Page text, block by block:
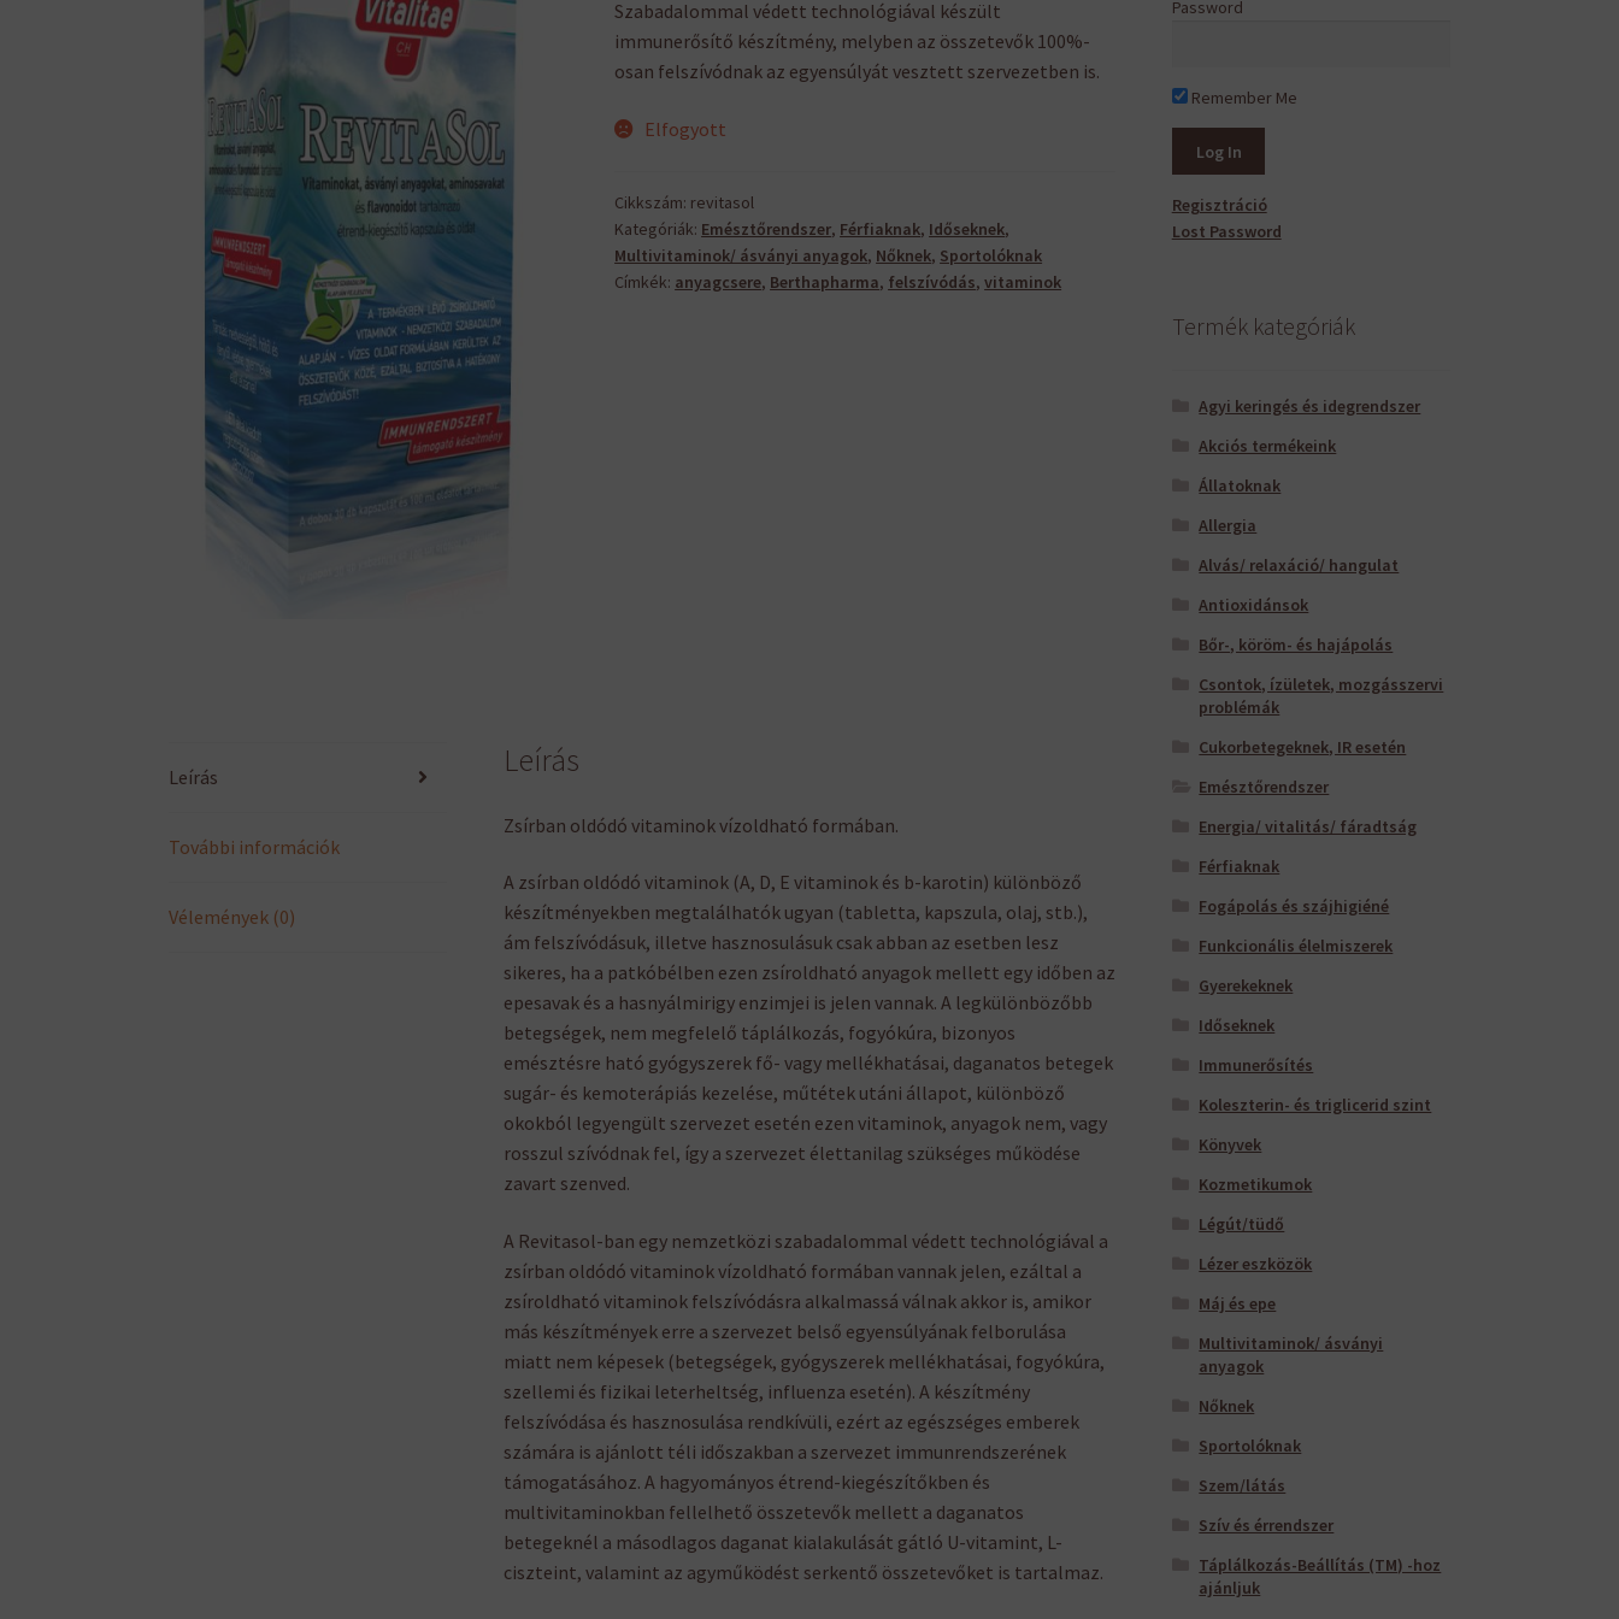
Szabadalommal védett technológiával készült
immunerősítő készítmény, melyben az összetevők 100%-
osan felszívódnak az egyensúlyát vesztett szervezetben is.
Elfogyott
Cikkszám: revitasol
Kategóriák: Emésztőrendszer, Férfiaknak, Időseknek,
Multivitaminok/ ásványi anyagok, Nőknek, Sportolóknak
Címkék: anyagcsere, Berthapharma, felszívódás,vitaminok
Leírás
További információk
Vélemények (0)
Leírás
Zsírban oldódó vitaminok vízoldható formában.
A zsírban oldódó vitaminok (A, D, E vitaminok és b-karotin) különböző
készítményekben megtalálhatók ugyan (tabletta, kapszula, olaj, stb.),
ám felszívódásuk, illetve hasznosulásuk csak abban az esetben lesz
sikeres, ha a patkóbélben ezen zsíroldható anyagok mellett egy időben az
epesavak és a hasnyálmirigy enzimjei is jelen vannak. A legkülönbözőbb
betegségek, nem megfelelő táplálkozás, fogyókúra, bizonyos
emésztésre ható gyógyszerek fő- vagy mellékhatásai, daganatos betegek
sugár- és kemoterápiás kezelése, műtétek utáni állapot, különböző
okokból legyengült szervezet esetén ezen vitaminok, anyagok nem, vagy
rosszul szívódnak fel, így a szervezet élettanilag szükséges működése
zavart szenved.
A Revitasol-ban egy nemzetközi szabadalommal védett technológiával a
zsírban oldódó vitaminok vízoldható formában vannak jelen, ezáltal a
zsíroldható vitaminok felszívódásra alkalmassá válnak akkor is, amikor
más készítmények erre a szervezet belső egyensúlyának felborulása
miatt nem képesek (betegségek, gyógyszerek mellékhatásai, fogyókúra,
szellemi és fizikai leterheltség, influenza esetén). A készítmény
felszívódása és hasznosulása rendkívüli, ezért az egészséges emberek
számára is ajánlott téli időszakban a szervezet immunrendszerének
támogatásához. A hagyományos étrend-kiegészítőkben és
multivitaminokban fellelhető összetevők mellett a daganatos
betegeknél a másodlagos daganat kialakulását gátló U-vitamint, L-
ciszteint, valamint az agyműködést serkentő összetevőket is tartalmaz.
Password
Remember Me
Regisztráció
Lost Password
Termék kategóriák
Agyi keringés és idegrendszer
Akciós termékeink
Állatoknak
Allergia
Alvás/ relaxáció/ hangulat
Antioxidánsok
Bőr-, köröm- és hajápolás
Csontok, ízületek, mozgásszervi
problémák
Cukorbetegeknek, IR esetén
Emésztőrendszer
Energia/ vitalitás/ fáradtság
Férfiaknak
Fogápolás és szájhigiéné
Funkcionális élelmiszerek
Gyerekeknek
Időseknek
Immunerősítés
Koleszterin- és triglicerid szint
Könyvek
Kozmetikumok
Légút/tüdő
Lézer eszközök
Máj és epe
Multivitaminok/ ásványi
anyagok
Nőknek
Sportolóknak
Szem/látás
Szív és érrendszer
Táplálkozás-Beállítás (TM) -hoz
ajánljuk